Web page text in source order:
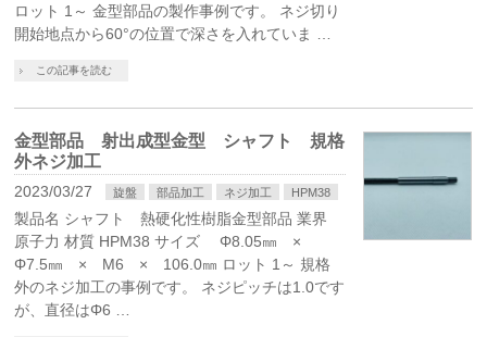
ロット 1～ 金型部品の製作事例です。 ネジ切り
開始地点から60°の位置で深さを入れていま …
この記事を読む
金型部品 射出成型金型 シャフト 規格
外ネジ加工
2023/03/27 旋盤 部品加工 ネジ加工 HPM38
製品名 シャフト 熱硬化性樹脂金型部品 業界
原子力 材質 HPM38 サイズ Φ8.05㎜ ×
Φ7.5㎜ × M6 × 106.0㎜ ロット 1～ 規格
外のネジ加工の事例です。 ネジピッチは1.0です
が、直径はΦ6 …